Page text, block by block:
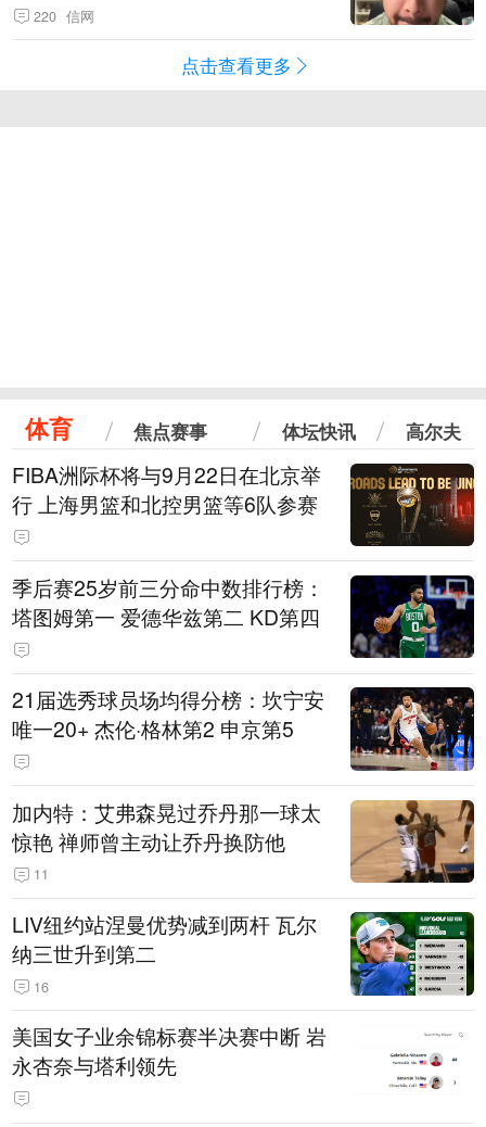
220 信网
点击查看更多
体育 焦点赛事 体坛快讯 高尔夫
FIBA洲际杯将与9月22日在北京举
行 上海男篮和北控男篮等6队参赛
季后赛25岁前三分命中数排行榜：
塔图姆第一 爱德华兹第二 KD第四
21届选秀球员场均得分榜：坎宁安
唯一20+ 杰伦·格林第2 申京第5
加内特：艾弗森晃过乔丹那一球太
惊艳 禅师曾主动让乔丹换防他
11
LIV纽约站涅曼优势减到两杆 瓦尔
纳三世升到第二
16
美国女子业余锦标赛半决赛中断 岩
永杏奈与塔利领先